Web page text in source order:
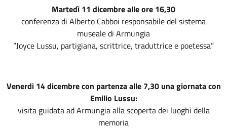
Martedì 11 dicembre alle ore 16,30
conferenza di Alberto Cabboi responsabile del sistema
museale di Armungia
“Joyce Lussu, partigiana, scrittrice, traduttrice e poetessa”
Venerdi 14 dicembre con partenza alle 7,30 una giornata con
Emilio Lussu:
visita guidata ad Armungia alla scoperta dei luoghi della
memoria